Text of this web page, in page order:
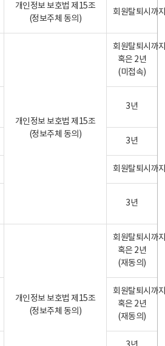
개인정보 보호법 제15조
(정보주체 동의)
회원탈퇴시까
개인정보 보호법 제15조
(정보주체 동의)
회원탈퇴시까
혹은 2년
(미접속)
3년
3년
회원탈퇴시까
3년
개인정보 보호법 제15조
(정보주체 동의)
회원탈퇴시까
혹은 2년
(재동의)
회원탈퇴시까
혹은 2년
(재동의)